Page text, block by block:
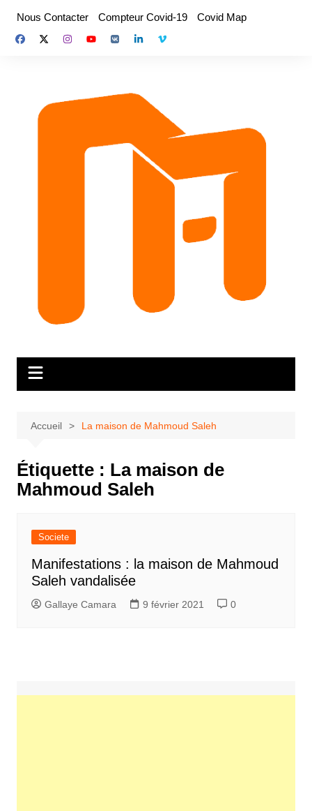
contenu
Nous Contacter Compteur Covid-19 Covid Map
Accueil La maison de Mahmoud Saleh
Étiquette : La maison de
Mahmoud Saleh
Societe
Manifestations : la maison de Mahmoud
Saleh vandalisée
Gallaye Camara 9 février 2021 0